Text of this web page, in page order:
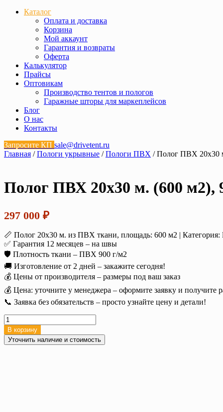
Каталог
Оплата и доставка
Корзина
Мой аккаунт
Гарантия и возвраты
Оферта
Калькулятор
Прайсы
Оптовикам
Производство тентов и пологов
Гаражные шторы для маркеплейсов
Блог
О нас
Контакты
Запросите КП sale@drivetent.ru
Главная /Пологи укрывные /Пологи ПВХ / Полог ПВХ 20х30
Полог ПВХ 20х30 м. (600 м2),
297 000 ₽
📏 Полог 20х30 м. из ПВХ ткани, площадь: 600 м2 |
✅ Гарантия 12 месяцев – на швы
🛡️ Плотность ткани – ПВХ 900 г/м2
🚚 Изготовление от 2 дней – закажите сегодня!
💰 Цены от производителя – размеры под ваш заказ
💰 Цена: уточните у менеджера – оформите заявку и получите
📞 Заявка без обязательств – просто узнайте цену и детали!
Количество
товара
Полог
ПВХ
В корзину
Уточнить наличие и стоимость